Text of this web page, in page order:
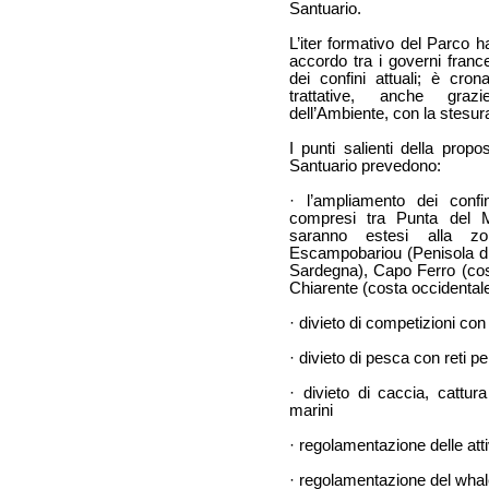
Santuario.
L’iter formativo del Parco
accordo tra i governi
dei confini attuali; è
trattative, anche
dell’Ambiente, con la
I punti salienti della
Santuario prevedono:
· l’ampliamento dei
compresi tra Punta del
saranno estesi alla
Escampobariou (Penisola
Sardegna), Capo Ferro
Chiarente (costa
· divieto di competizioni
· divieto di pesca con reti
· divieto di caccia,
marini
· regolamentazione delle
· regolamentazione del